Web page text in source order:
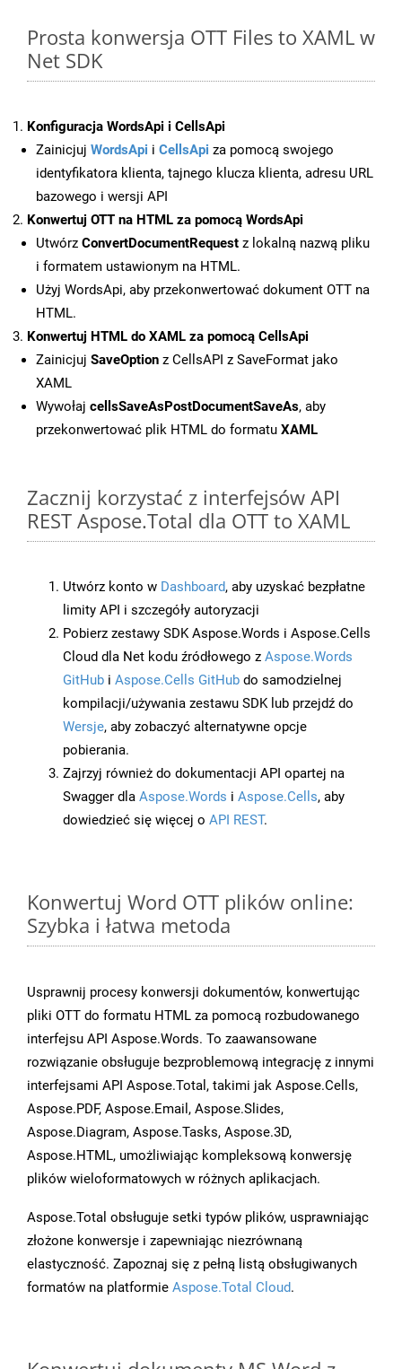
Prosta konwersja OTT Files to XAML w
Net SDK
Konfiguracja WordsApi i CellsApi
Zainicjuj WordsApi i CellsApi za pomocą swojego
identyfikatora klienta, tajnego klucza klienta, adresu URL
bazowego i wersji API
Konwertuj OTT na HTML za pomocą WordsApi
Utwórz ConvertDocumentRequest z lokalną nazwą pliku
i formatem ustawionym na HTML.
Użyj WordsApi, aby przekonwertować dokument OTT na
HTML.
Konwertuj HTML do XAML za pomocą CellsApi
Zainicjuj SaveOption z CellsAPI z SaveFormat jako
XAML
Wywołaj cellsSaveAsPostDocumentSaveAs, aby
przekonwertować plik HTML do formatu XAML
Zacznij korzystać z interfejsów API
REST Aspose.Total dla OTT to XAML
Utwórz konto w Dashboard, aby uzyskać bezpłatne
limity API i szczegóły autoryzacji
Pobierz zestawy SDK Aspose.Words i Aspose.Cells
Cloud dla Net kodu źródłowego z Aspose.Words
GitHub i Aspose.Cells GitHub do samodzielnej
kompilacji/używania zestawu SDK lub przejdź do
Wersje, aby zobaczyć alternatywne opcje
pobierania.
Zajrzyj również do dokumentacji API opartej na
Swagger dla Aspose.Words i Aspose.Cells, aby
dowiedzieć się więcej o API REST.
Konwertuj Word OTT plików online:
Szybka i łatwa metoda
Usprawnij procesy konwersji dokumentów, konwertując
pliki OTT do formatu HTML za pomocą rozbudowanego
interfejsu API Aspose.Words. To zaawansowane
rozwiązanie obsługuje bezproblemową integrację z innymi
interfejsami API Aspose.Total, takimi jak Aspose.Cells,
Aspose.PDF, Aspose.Email, Aspose.Slides,
Aspose.Diagram, Aspose.Tasks, Aspose.3D,
Aspose.HTML, umożliwiając kompleksową konwersję
plików wieloformatowych w różnych aplikacjach.
Aspose.Total obsługuje setki typów plików, usprawniając
złożone konwersje i zapewniając niezrównaną
elastyczność. Zapoznaj się z pełną listą obsługiwanych
formatów na platformie Aspose.Total Cloud.